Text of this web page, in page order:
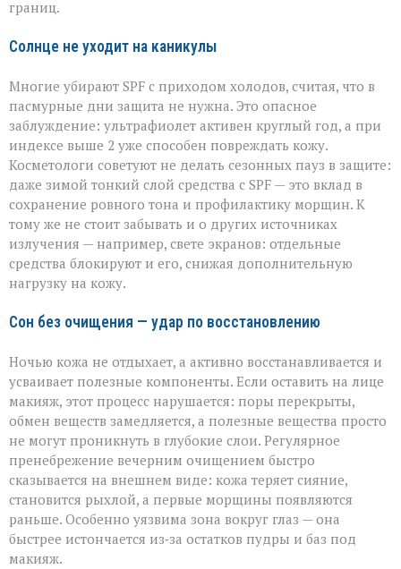
границ.
Солнце не уходит на каникулы
Многие убирают SPF с приходом холодов, считая, что в
пасмурные дни защита не нужна. Это опасное
заблуждение: ультрафиолет активен круглый год, а при
индексе выше 2 уже способен повреждать кожу.
Косметологи советуют не делать сезонных пауз в защите:
даже зимой тонкий слой средства с SPF — это вклад в
сохранение ровного тона и профилактику морщин. К
тому же не стоит забывать и о других источниках
излучения — например, свете экранов: отдельные
средства блокируют и его, снижая дополнительную
нагрузку на кожу.
Сон без очищения — удар по восстановлению
Ночью кожа не отдыхает, а активно восстанавливается и
усваивает полезные компоненты. Если оставить на лице
макияж, этот процесс нарушается: поры перекрыты,
обмен веществ замедляется, а полезные вещества просто
не могут проникнуть в глубокие слои. Регулярное
пренебрежение вечерним очищением быстро
сказывается на внешнем виде: кожа теряет сияние,
становится рыхлой, а первые морщины появляются
раньше. Особенно уязвима зона вокруг глаз — она
быстрее истончается из‑за остатков пудры и баз под
макияж.